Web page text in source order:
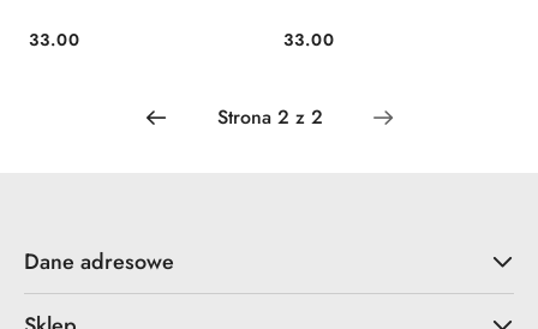
Cena:
33.00 Cena:
33.00
Dane adresowe